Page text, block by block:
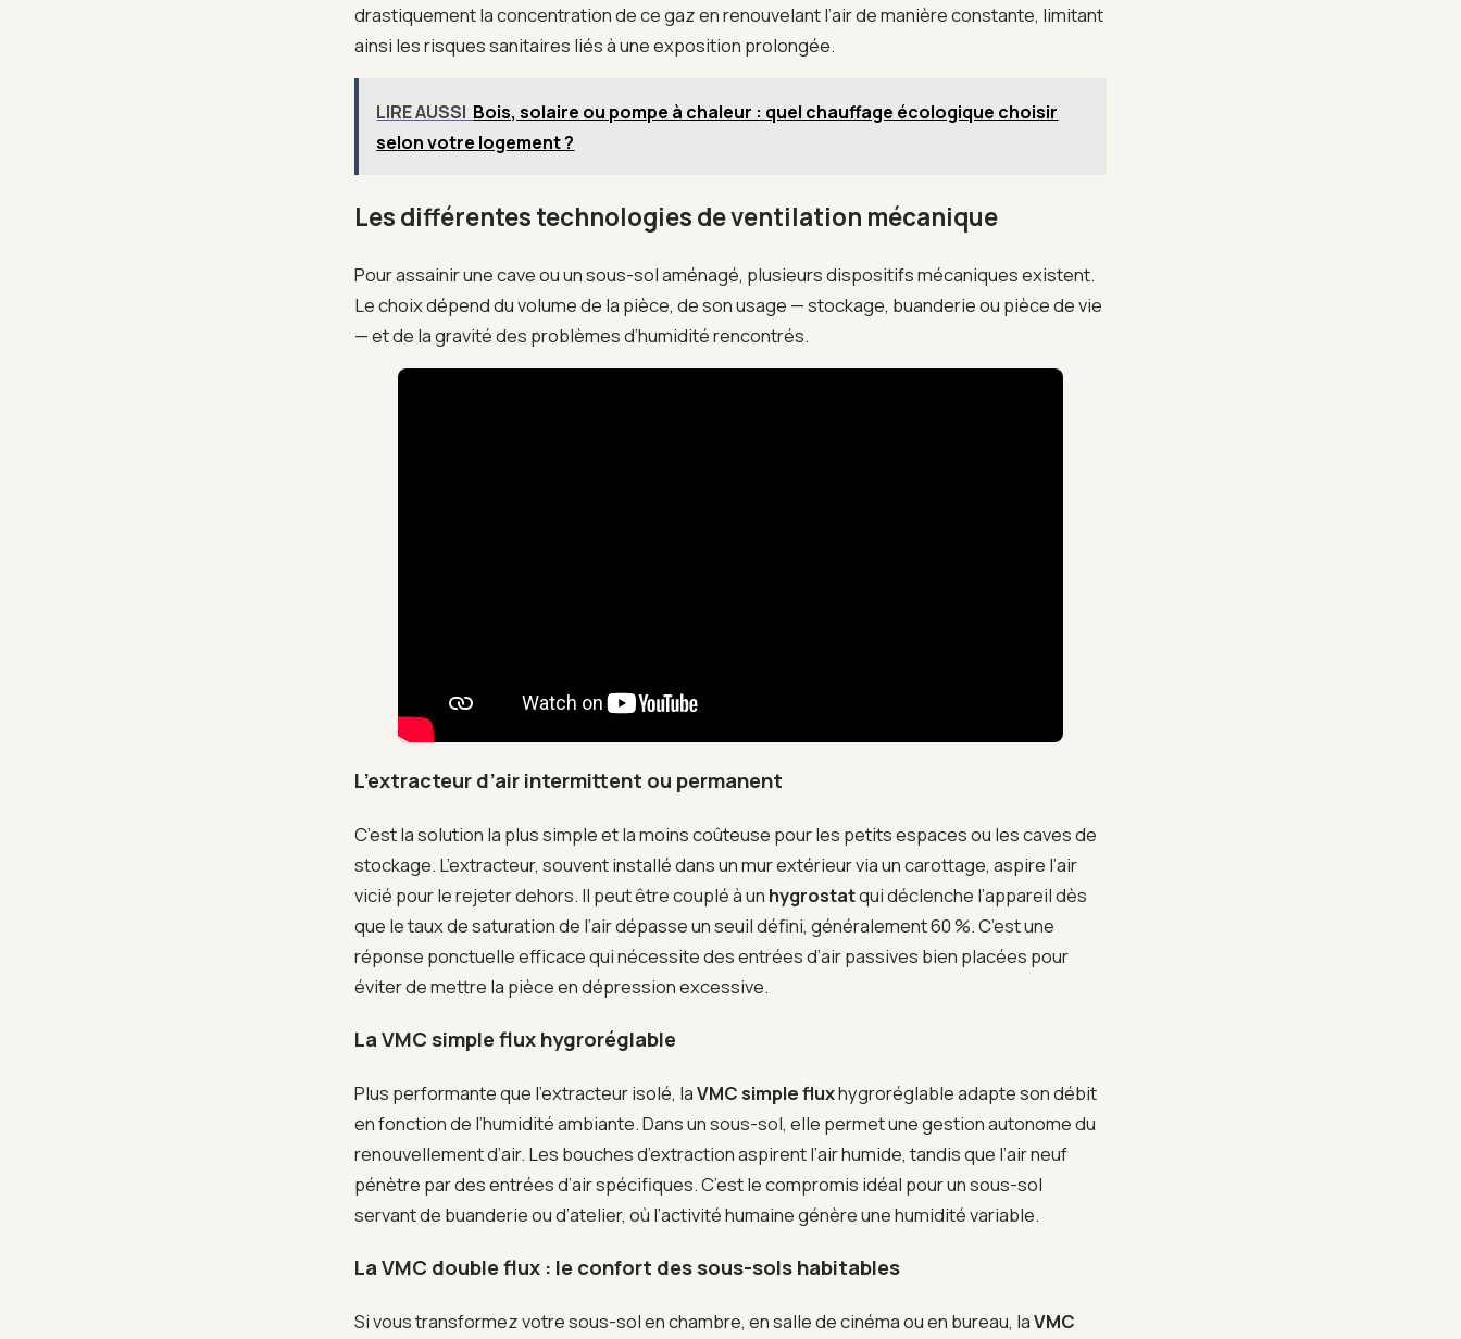
drastiquement la concentration de ce gaz en renouvelant l’air de manière constante, limitant
ainsi les risques sanitaires liés à une exposition prolongée.
LIRE AUSSI Bois, solaire ou pompe à chaleur : quel chauffage écologique choisir
selon votre logement ?
Les différentes technologies de ventilation mécanique
Pour assainir une cave ou un sous-sol aménagé, plusieurs dispositifs mécaniques existent.
Le choix dépend du volume de la pièce, de son usage — stockage, buanderie ou pièce de vie
— et de la gravité des problèmes d’humidité rencontrés.
L’extracteur d’air intermittent ou permanent
C’est la solution la plus simple et la moins coûteuse pour les petits espaces ou les caves de
stockage. L’extracteur, souvent installé dans un mur extérieur via un carottage, aspire l’air
vicié pour le rejeter dehors. Il peut être couplé à un hygrostatqui déclenche l’appareil dès
que le taux de saturation de l’air dépasse un seuil défini, généralement 60 %. C’est une
réponse ponctuelle efficace qui nécessite des entrées d’air passives bien placées pour
éviter de mettre la pièce en dépression excessive.
La VMC simple flux hygroréglable
Plus performante que l’extracteur isolé, laVMC simple fluxhygroréglable adapte son débit
en fonction de l’humidité ambiante. Dans un sous-sol, elle permet une gestion autonome du
renouvellement d’air. Les bouches d’extraction aspirent l’air humide, tandis que l’air neuf
pénètre par des entrées d’air spécifiques. C’est le compromis idéal pour un sous-sol
servant de buanderie ou d’atelier, où l’activité humaine génère une humidité variable.
La VMC double flux : le confort des sous-sols habitables
Si vous transformez votre sous-sol en chambre, en salle de cinéma ou en bureau, laVMC